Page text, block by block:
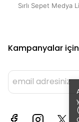
Sırlı Sepet Medya
Kampanyalar